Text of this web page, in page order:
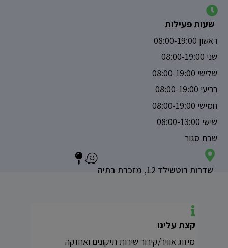
שעות פעילות
ראשון 08:00-19:00
שני 08:00-19:00
שלישי 08:00-19:00
רביעי 08:00-19:00
חמישי 08:00-19:00
שישי 08:00-13:00
שבת סגור
שדרות רוטשילד 12, מזכרת בתיה
קצת עלינו
מיזוג אוויר/קירור שירות תיקונים ואחזקה